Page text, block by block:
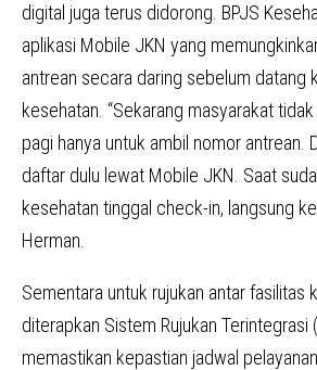
digital juga terus didorong. BPJS
aplikasi Mobile JKN yang
antrean secara daring sebelum datang
kesehatan. “Sekarang masyarakat
pagi hanya untuk ambil nomor antrean.
daftar dulu lewat Mobile JKN. Saat
kesehatan tinggal check-in, langsung
Herman.
Sementara untuk rujukan antar fasilitas
diterapkan Sistem Rujukan Terintegrasi
memastikan kepastian jadwal